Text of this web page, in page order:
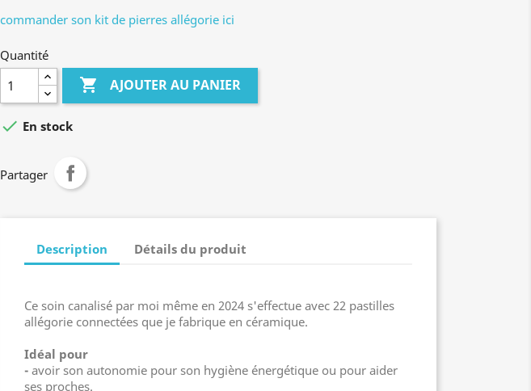
commander son kit de pierres allégorie ici
Quantité
 AJOUTER AU PANIER
 En stock
Partager
Description Détails du produit
Ce soin canalisé par moi même en 2024 s'effectue avec 22 pastilles
allégorie connectées que je fabrique en céramique.
Idéal pour
- avoir son autonomie pour son hygiène énergétique ou pour aider
ses proches.